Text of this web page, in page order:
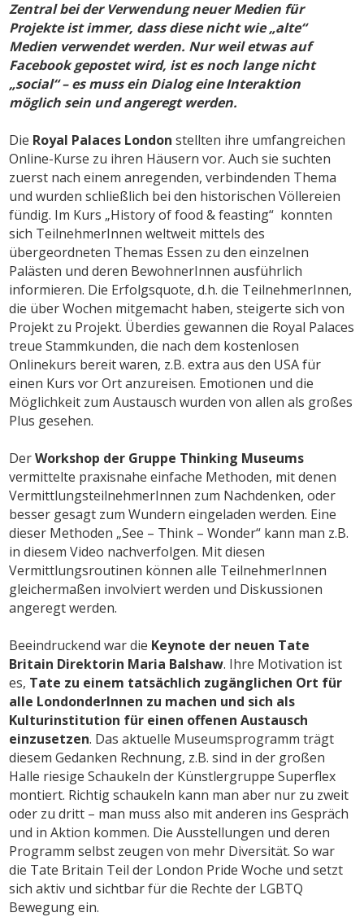
Zentral bei der Verwendung neuer Medien für
Projekte ist immer, dass diese nicht wie „alte“
Medien verwendet werden. Nur weil etwas auf
Facebook gepostet wird, ist es noch lange nicht
„social“ – es muss ein Dialog eine Interaktion
möglich sein und angeregt werden.
Die Royal Palaces London stellten ihre umfangreichen
Online-Kurse zu ihren Häusern vor. Auch sie suchten
zuerst nach einem anregenden, verbindenden Thema
und wurden schließlich bei den historischen Völlereien
fündig. Im Kurs „History of food & feasting“ konnten
sich TeilnehmerInnen weltweit mittels des
übergeordneten Themas Essen zu den einzelnen
Palästen und deren BewohnerInnen ausführlich
informieren. Die Erfolgsquote, d.h. die TeilnehmerInnen,
die über Wochen mitgemacht haben, steigerte sich von
Projekt zu Projekt. Überdies gewannen die Royal Palaces
treue Stammkunden, die nach dem kostenlosen
Onlinekurs bereit waren, z.B. extra aus den USA für
einen Kurs vor Ort anzureisen. Emotionen und die
Möglichkeit zum Austausch wurden von allen als großes
Plus gesehen.
DerWorkshop der Gruppe Thinking Museums
vermittelte praxisnahe einfache Methoden, mit denen
VermittlungsteilnehmerInnen zum Nachdenken, oder
besser gesagt zum Wundern eingeladen werden. Eine
dieser Methoden „See – Think – Wonder“ kann man z.B.
in diesem Video nachverfolgen. Mit diesen
Vermittlungsroutinen können alle TeilnehmerInnen
gleichermaßen involviert werden und Diskussionen
angeregt werden.
Beeindruckend war die Keynote der neuen Tate
Britain Direktorin Maria Balshaw. Ihre Motivation ist
es, Tate zu einem tatsächlich zugänglichen Ort für
alle LondonderInnen zu machen und sich als
Kulturinstitution für einen offenen Austausch
einzusetzen. Das aktuelle Museumsprogramm trägt
diesem Gedanken Rechnung, z.B. sind in der großen
Halle riesige Schaukeln der Künstlergruppe Superflex
montiert. Richtig schaukeln kann man aber nur zu zweit
oder zu dritt – man muss also mit anderen ins Gespräch
und in Aktion kommen. Die Ausstellungen und deren
Programm selbst zeugen von mehr Diversität. So war
die Tate Britain Teil der London Pride Woche und setzt
sich aktiv und sichtbar für die Rechte der LGBTQ
Bewegung ein.